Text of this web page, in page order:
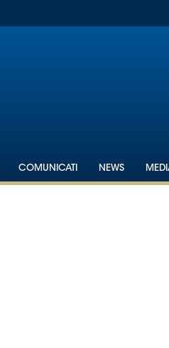
COMUNICATI NEWS